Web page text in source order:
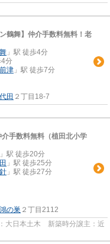
鶴舞】仲介手数料無料！老
」駅 徒歩4分
4分
津 」駅 徒歩7分
田 ２丁目18-7
介手数料無料（植田北小学
」駅 徒歩20分
」駅 徒歩25分
」駅 徒歩27分
鴻の巣 ２丁目2112
大日本土木 新築時分譲主：近